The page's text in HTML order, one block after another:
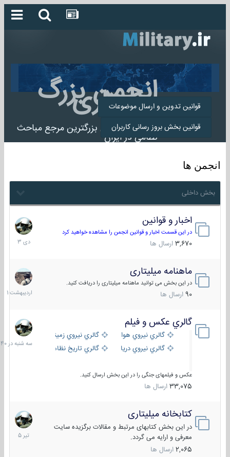
انجمن بزرگ
میلیتاری
انجمن میلیتاری بزرگترین مرجع مباحث
نظامی در ایران
قوانین تدوین و ارسال موضوعات
قوانین بخش بروز رسانی کاربران
انجمن ها
بخش داخلی
اخبار و قوانین
در این قسمت اخبار و قوانین انجمن را مشاهده خواهید کرد
3,670 ارسال ها
22
دی
1403
ماهنامه میلیتاری
در این بخش می توانید ماهنامه میلیتاری را دریافت کنید.
90 ارسال ها
30
1401
گالري عكس و فيلم
گالري نيروي هوايي
گالري نيروي زميني
گالري نيروي دريايي
گالري تاریخ نظامی
عکس و فیلمهای جنگی را در این بخش ارسال کنید.
33,075 ارسال ها
سه
شنبه
در
کتابخانه میلیتاری
در این بخش کتابهای مرتبط و مقالات برگزیده سایت
معرفی و ارایه می گردد.
2,065 ارسال ها
16
تیر
1405